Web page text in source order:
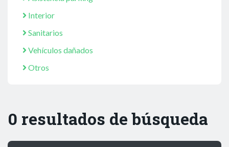
Interior
Sanitarios
Vehículos dañados
Otros
0 resultados de búsqueda